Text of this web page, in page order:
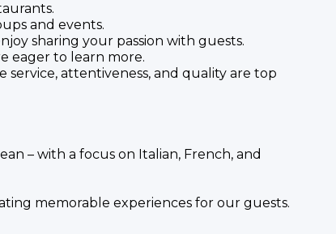
and events.
sharing your passion with guests.
eager to learn more.
service, attentiveness, and quality are top
– with a focus on Italian, French, and
memorable experiences for our guests.